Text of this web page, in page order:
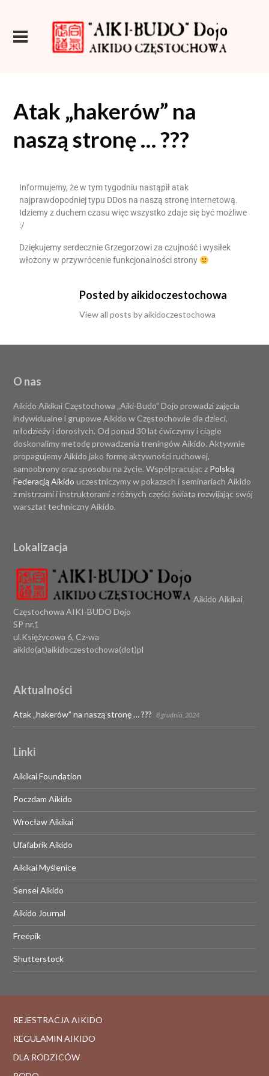
Atak „hakerów” na
naszą stronę … ???
Informujemy, że w tym tygodniu nastąpił atak
najprawdopodniej typu DDos na naszą stronę internetową.
Idziemy z duchem czasu więc wszystko zdaje się być możliwe
:/
Dziękujemy serdecznie Grzegorzowi za czujność i wysiłek
włożony w przywrócenie funkcjonalności strony
Posted by aikidoczestochowa
View all posts by aikidoczestochowa
O nas
Aikido Aikikai Częstochowa „Aiki-Budo” Dojo prowadzi zajęcia
indywidualne i grupowe Aikido w Częstochowie dla dzieci,
młodzieży i dorosłych. Od ponad 30 lat ćwiczymy i ciągle
doskonalimy metodę prowadzenia treningów Aikido. Aktywnie
propagujemy Aikido jako formę aktywności ruchowej,
samoobrony oraz sposobu na życie. Współpracując z Polską
Federacją Aikido uczestniczymy w pokazach i seminariach Aikido
z mistrzami i instruktorami z różnych części świata rozwijając swój
warsztat techniczny Aikido.
Lokalizacja
Aikido Aikikai
Częstochowa AIKI-BUDO Dojo
SP nr.1
ul.Księżycowa 6, Cz-wa
aikido(at)aikidoczestochowa(dot)pl
Aktualności
Atak „hakerów” na naszą stronę … ??? 8 grudnia, 2024
Linki
Aikikai Foundation
Poczdam Aikido
Wrocław Aikikai
Ufafabrik Aikido
Aikikai Myślenice
Sensei Aikido
Aikido Journal
Freepik
Shutterstock
REJESTRACJA AIKIDO
REGULAMIN AIKIDO
DLA RODZICÓW